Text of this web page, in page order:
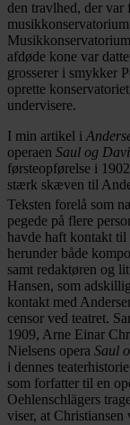
den travlhed, der var
afdøde kone var
grosserer i smykker
oprette
undervisere.
I min artikel i
operaen Saul og
førsteopførelse i
stærk skæven til
Teksten forelå som
pegede på flere
havde haft kontakt
herunder både
samt redaktøren og
Hansen, som
kontakt med
censor ved teatret.
1909, Arne Einar
Nielsens opera Saul
i dennes
som forfatter til en
Oehlenschlägers
viser, at Christiansen